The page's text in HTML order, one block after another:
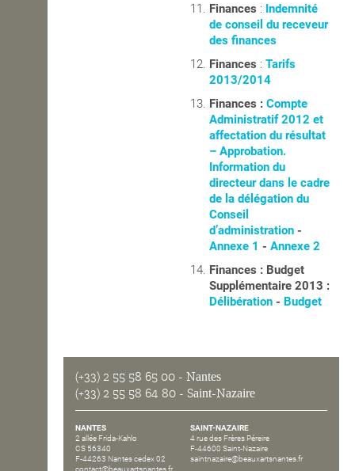
Finances : Indemnité
de conseil du receveur
des finances
Finances :Tarifs
2013/2014
Finances :Compte
Administratif 2012 et
affectation du résultat
– Approbation.
Information du
directeur dans le cadre
de la délégation du
Conseil
d’administration-
Annexe 1 -Annexe 2
Finances : Budget
Supplémentaire 2013 :
Délibération - Budget
(+33) 2 55 58 65 00 - Nantes
(+33) 2 55 58 64 80 - Saint-Nazaire
NANTES
2 allée Frida-Kahlo
CS 56340
F-44263 Nantes cedex 02
SAINT-NAZAIRE
4 rue des Frères Péreire
F-44600 Saint-Nazaire
saintnazaire@beauxartsnantes.fr